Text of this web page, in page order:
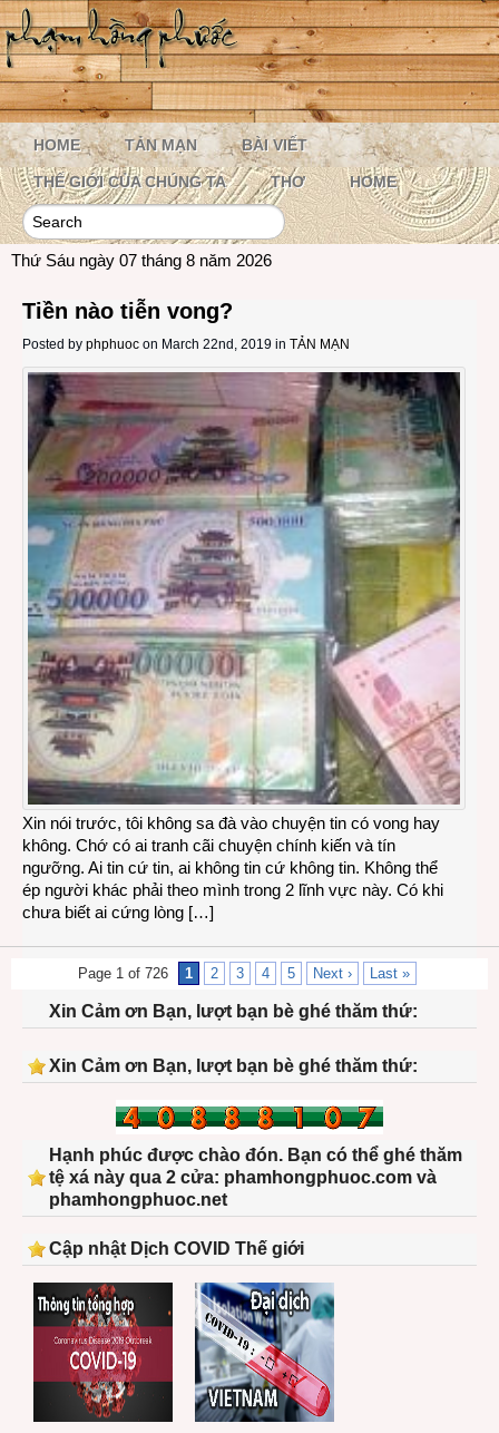
HOME TẢN MẠN BÀI VIẾT
THẾ GIỚI CỦA CHÚNG TA THƠ HOME
Thứ Sáu ngày 07 tháng 8 năm 2026
Tiền nào tiễn vong?
Posted by phphuoc on March 22nd, 2019 in TẢN MẠN
Xin nói trước, tôi không sa đà vào chuyện tin có vong hay
không. Chớ có ai tranh cãi chuyện chính kiến và tín
ngưỡng. Ai tin cứ tin, ai không tin cứ không tin. Không thể
ép người khác phải theo mình trong 2 lĩnh vực này. Có khi
chưa biết ai cứng lòng […]
Page 1 of 726 1 2 3 4 5 Next › Last »
Xin Cảm ơn Bạn, lượt bạn bè ghé thăm thứ:
Xin Cảm ơn Bạn, lượt bạn bè ghé thăm thứ:
Hạnh phúc được chào đón. Bạn có thể ghé thăm
tệ xá này qua 2 cửa: phamhongphuoc.com và
phamhongphuoc.net
Cập nhật Dịch COVID Thế giới